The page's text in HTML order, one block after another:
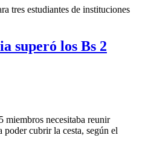
tres estudiantes de instituciones
superó los Bs 2
miembros necesitaba reunir
cubrir la cesta, según el